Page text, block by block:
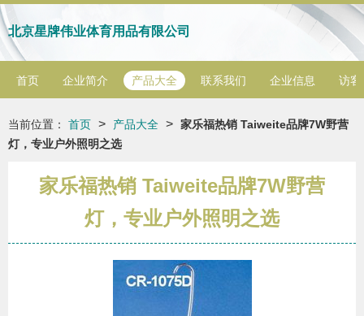
北京星牌伟业体育用品有限公司
首页 企业简介 产品大全 联系我们 企业信息 访客
当前位置： 首页 > 产品大全 > 家乐福热销 Taiweite品牌7W野营
灯，专业户外照明之选
家乐福热销 Taiweite品牌7W野营
灯，专业户外照明之选